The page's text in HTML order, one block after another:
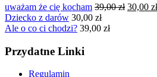
uważam że cię kocham 39,00zł 30,00 zł
Dziecko z darów 30,00 zł
Ale o co ci chodzi? 39,00 zł
Przydatne Linki
Regulamin